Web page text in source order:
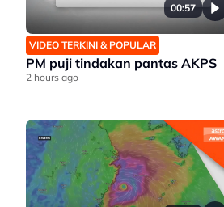
00:57
VIDEO TERKINI & POPULAR
PM puji tindakan pantas AKPS
2 hours ago